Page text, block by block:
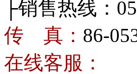
├销售热线：
传 真： 86-
在线客服：